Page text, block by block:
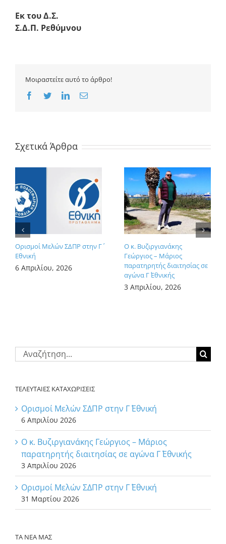
Εκ του Δ.Σ.
Σ.Δ.Π. Ρεθύμνου
Μοιραστείτε αυτό το άρθρο!
Facebook
TwitterLinkedInEmail
Σχετικά Άρθρα
Ορισμοί Μελών ΣΔΠΡ στην Γ΄
Εθνική
6 Απριλίου, 2026
Ο κ. Βυζιργιανάκης
Γεώργιος – Μάριος
παρατηρητής διαιτησίας σε
αγώνα Γ΄ Εθνικής
3 Απριλίου, 2026
Αναζήτηση
για:
ΤΕΛΕΥΤΑΙΕΣ ΚΑΤΑΧΩΡΙΣΕΙΣ
Ορισμοί Μελών ΣΔΠΡ στην Γ΄ Εθνική
6 Απριλίου 2026
Ο κ. Βυζιργιανάκης Γεώργιος – Μάριος
παρατηρητής διαιτησίας σε αγώνα Γ΄ Εθνικής
3 Απριλίου 2026
Ορισμοί Μελών ΣΔΠΡ στην Γ΄ Εθνική
31 Μαρτίου 2026
ΤΑ ΝΕΑ ΜΑΣ